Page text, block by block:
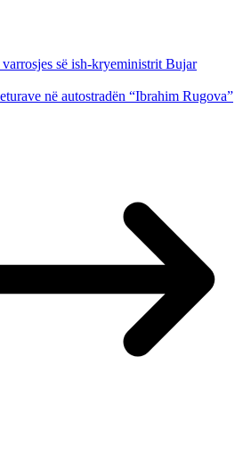
së ish-kryeministrit Bujar
në autostradën “Ibrahim Rugova”